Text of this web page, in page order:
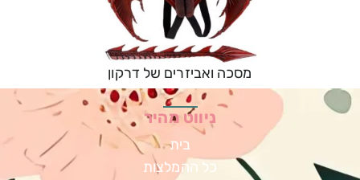
מסכה ואביזרים של דרקון
ניווט מהיר
בית
כל ההמלצות